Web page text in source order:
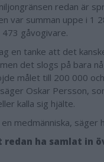
redan är
var summan uppe i 1
gåvogivare.
en tanke att det
det slogs på bara
målet till 200 000
Oskar Persson,
kalla sig hjälte.
medmänniska, säger
ha samlat in